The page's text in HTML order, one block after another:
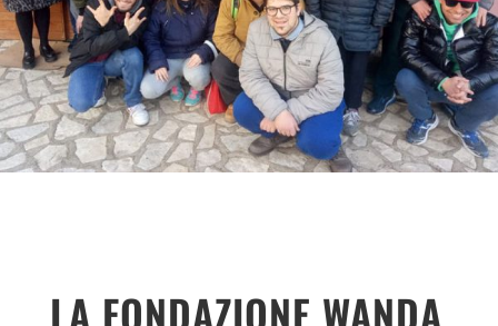
LA FONDAZIONE WANDA